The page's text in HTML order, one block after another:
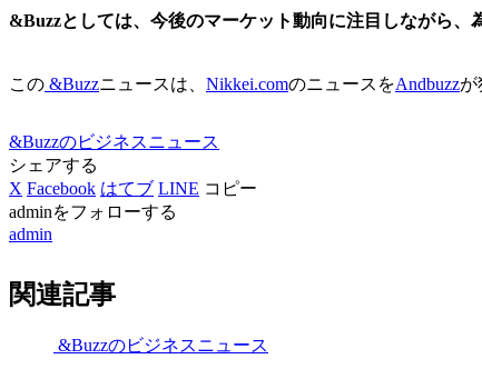
&Buzzとしては、今後のマーケット動向に注目しながら、
この &Buzzニュースは、 Nikkei.comのニュースをAndbuzzが
&Buzzのビジネスニュース
シェアする
X Facebook はてブ LINE コピー
adminをフォローする
admin
関連記事
&Buzzのビジネスニュース